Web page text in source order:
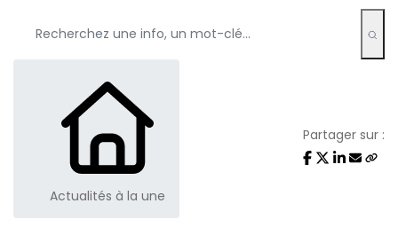
Actualités à la une
Partager sur :